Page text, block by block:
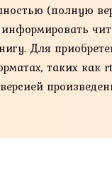
(полную
Для
таких как